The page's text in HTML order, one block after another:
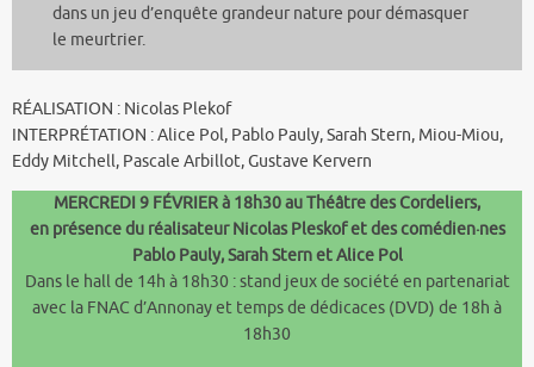
dans un jeu d’enquête grandeur nature pour démasquer
le meurtrier.
RÉALISATION : Nicolas Plekof
INTERPRÉTATION : Alice Pol, Pablo Pauly, Sarah Stern, Miou-Miou,
Eddy Mitchell, Pascale Arbillot, Gustave Kervern
MERCREDI 9 FÉVRIER à 18h30 au Théâtre des Cordeliers,
en présence du réalisateur Nicolas Pleskof et des comédien·nes
Pablo Pauly, Sarah Stern et Alice Pol
Dans le hall de 14h à 18h30 : stand jeux de société en partenariat
avec la FNAC d’Annonay et temps de dédicaces (DVD) de 18h à
18h30